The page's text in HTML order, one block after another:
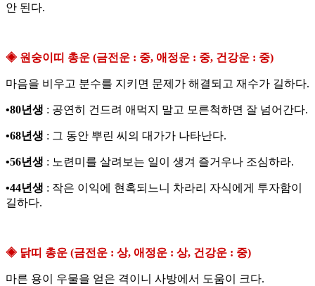
안 된다.
◈ 원숭이띠 총운 (금전운 : 중, 애정운 : 중, 건강운 : 중)
마음을 비우고 분수를 지키면 문제가 해결되고 재수가 길하다.
•80년생 : 공연히 건드려 애먹지 말고 모른척하면 잘 넘어간다.
•68년생 : 그 동안 뿌린 씨의 대가가 나타난다.
•56년생 : 노련미를 살려보는 일이 생겨 즐거우나 조심하라.
•44년생 : 작은 이익에 현혹되느니 차라리 자식에게 투자함이
길하다.
◈ 닭띠 총운 (금전운 : 상, 애정운 : 상, 건강운 : 중)
마른 용이 우물을 얻은 격이니 사방에서 도움이 크다.